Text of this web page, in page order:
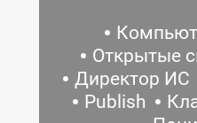
Открытые
Директор ИС
Publish